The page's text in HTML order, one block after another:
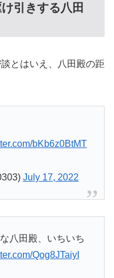
引きする八田
とはいえ、八田殿の距
bKb6z0BtMT
July 17, 2022
八田殿、いちいち
Qog8JTaiyI